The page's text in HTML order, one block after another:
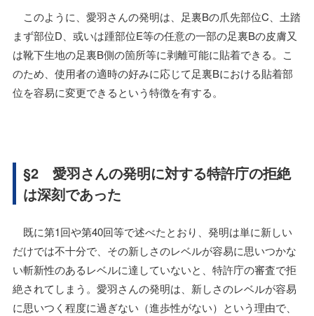
このように、愛羽さんの発明は、足裏Bの爪先部位C、土踏
まず部位D、或いは踵部位E等の任意の一部の足裏Bの皮膚又
は靴下生地の足裏B側の箇所等に剥離可能に貼着できる。こ
のため、使用者の適時の好みに応じて足裏Bにおける貼着部
位を容易に変更できるという特徴を有する。
§2 愛羽さんの発明に対する特許庁の拒絶
は深刻であった
既に第1回や第40回等で述べたとおり、発明は単に新しい
だけでは不十分で、その新しさのレベルが容易に思いつかな
い斬新性のあるレベルに達していないと、特許庁の審査で拒
絶されてしまう。愛羽さんの発明は、新しさのレベルが容易
に思いつく程度に過ぎない（進歩性がない）という理由で、